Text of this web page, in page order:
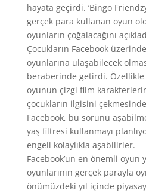
hayata geçirdi. ‘Bingo
gerçek para kullanan oyun
oyunların çoğalacağını
Çocukların Facebook
oyunlarına ulaşabilecek
beraberinde getirdi. Özellikle
oyunun çizgi film
çocukların ilgisini
Facebook, bu sorunu
yaş filtresi kullanmayı
engeli kolaylıkla aşabilirler.
Facebook’un en önemli oyun
oyunlarının gerçek parayla
önümüzdeki yıl içinde